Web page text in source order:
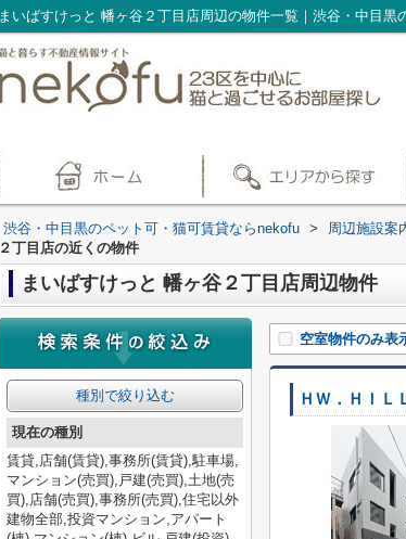
渋谷・中目黒のペット可・猫可賃貸ならnekofu > 周辺施設案
２丁目店の近くの物件
まいばすけっと 幡ヶ谷２丁目店周辺物件
空室物件のみ表
ＨＷ．ＨＩ
種別で絞り込む
現在の種別
賃貸,店舗(賃貸),事務所(賃貸),駐車場,
マンション(売買),戸建(売買),土地(売
買),店舗(売買),事務所(売買),住宅以外
建物全部,投資マンション,アパート